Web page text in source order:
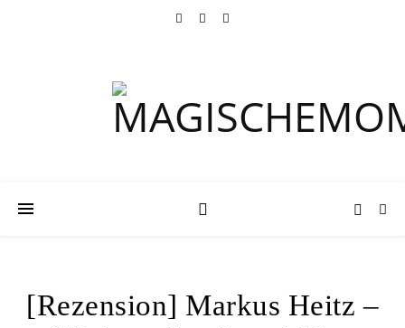
[Rezension] Markus Heitz –